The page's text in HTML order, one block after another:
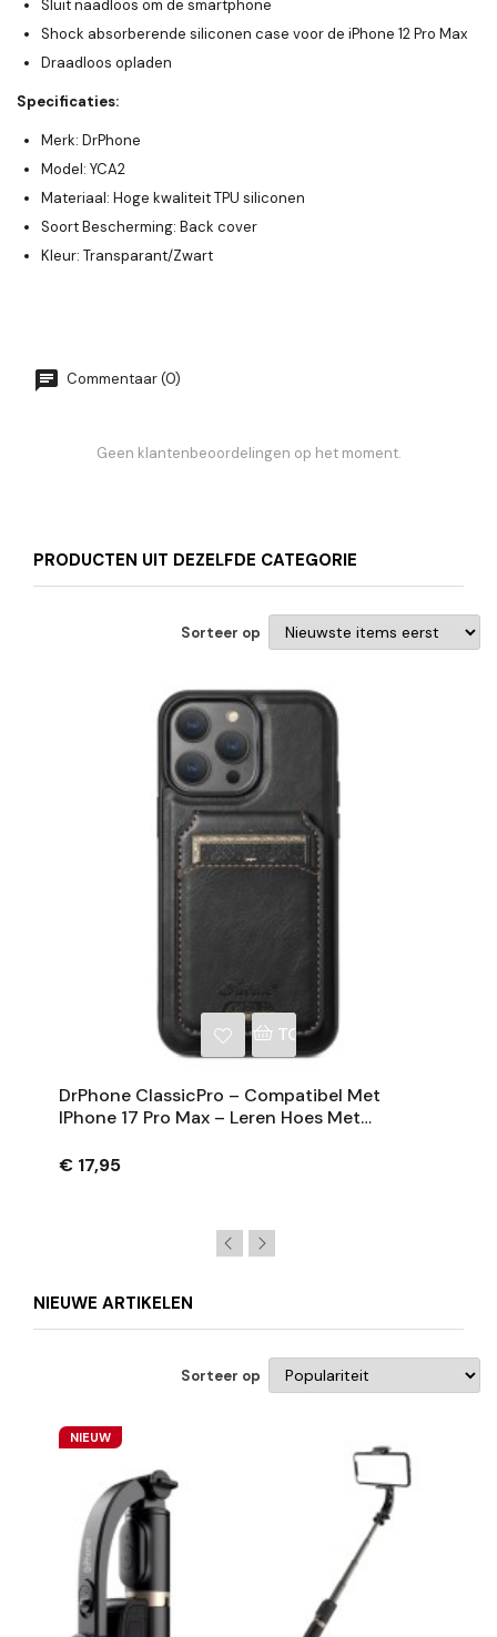
Sluit naadloos om de smartphone
Shock absorberende siliconen case voor de iPhone 12 Pro Max
Draadloos opladen
Specificaties:
Merk: DrPhone
Model: YCA2
Materiaal: Hoge kwaliteit TPU siliconen
Soort Bescherming: Back cover
Kleur: Transparant/Zwart
Commentaar (0)
Geen klantenbeoordelingen op het moment.
PRODUCTEN UIT DEZELFDE CATEGORIE
Sorteer op
TOEVOEGEN AAN
DrPhone ClassicPro – Compatibel Met
IPhone 17 Pro Max – Leren Hoes Met
MagSafe
€ 17,95
NIEUWE ARTIKELEN
Sorteer op
NIEUW